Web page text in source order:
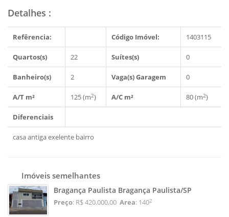
Detalhes :
Refêrencia: Código Imóvel: 1403115
Quartos(s) 22 Suítes(s) 0
Banheiro(s) 2 Vaga(s) Garagem 0
A/T m² 125 (m2) A/C m² 80 (m2)
Diferenciais
casa antiga exelente bairro
Imóveis semelhantes
Bragança Paulista Bragança Paulista/SP
Preço: R$ 420.000,00 Area: 1402